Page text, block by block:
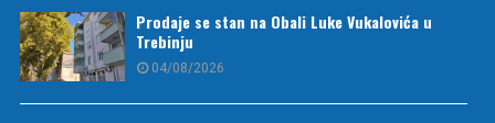
Prodaje se stan na Obali Luke Vukalovića u
Trebinju
04/08/2026